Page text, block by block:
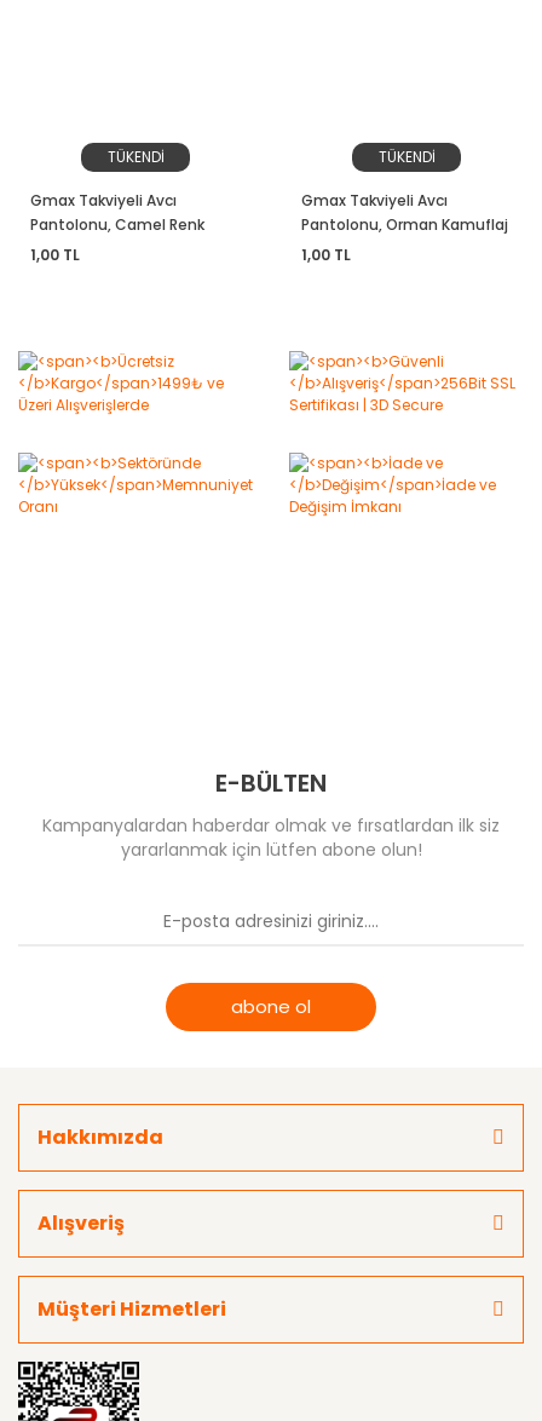
TÜKENDİ
Gmax Takviyeli Avcı
Pantolonu, Camel Renk
1,00 TL
TÜKENDİ
Gmax Takviyeli Avcı
Pantolonu, Orman Kamuflaj
1,00 TL
E-BÜLTEN
Kampanyalardan haberdar olmak ve fırsatlardan ilk siz
yararlanmak için lütfen abone olun!
abone ol
Hakkımızda
Alışveriş
Müşteri Hizmetleri